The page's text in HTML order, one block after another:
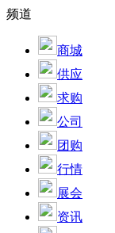
频道
商城
供应
求购
公司
团购
行情
展会
资讯